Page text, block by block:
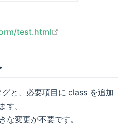
test.html
と、必要項目に class を追加
す。
な変更が不要です。